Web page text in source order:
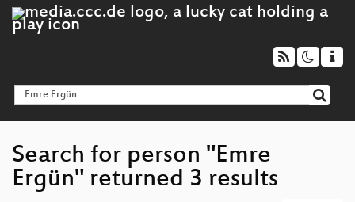
Search for person "Emre
Ergün" returned 3 results